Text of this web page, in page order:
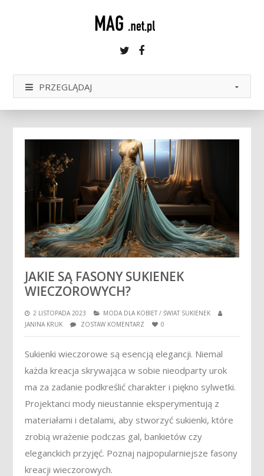
Twitter
Facebook
PRZEGLĄDAJ
JAKIE SĄ FASONY SUKIENEK
WIECZOROWYCH?
2 LISTOPADA 2023 MODA DLA KOBIET /ŚWIAT SUKIENEK
JANINA KRUK
ZOSTAW KOMENTARZ 0
Sukienki wieczorowe są esencją elegancji. Niemal
każda kreacja skrywająca w sobie nieodparty urok
ma za zadanie podkreślić charakter i piękno sylwetki.
Projektanci mody nieustannie eksperymentują z
materiałami i detalami, aby stworzyć sukienki, które
zrobią wrażenie podczas gal, bankietów czy
eleganckich przyjęć. Poznaj najpopularniejsze fasony
kreacji wieczorowych.